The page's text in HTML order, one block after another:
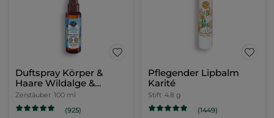
Duftspray Körper &
Haare Wildalge &
Meerfenchel
Zerstäuber 100 ml
(925)
Pflegender Lipbalm
Karité
Stift 4.8 g
(1449)